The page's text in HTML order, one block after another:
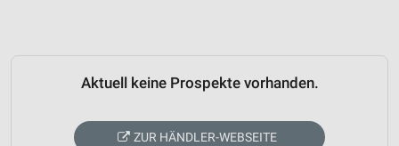
Aktuell keine Prospekte vorhanden.
ZUR HÄNDLER-WEBSEITE